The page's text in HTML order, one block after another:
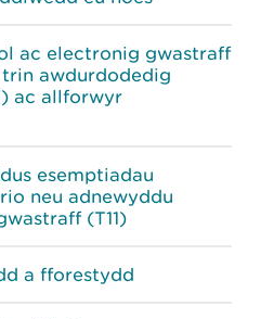
ac electronig gwastraff
awdurdodedig
ac allforwyr
esemptiadau
neu adnewyddu
(T11)
a fforestydd